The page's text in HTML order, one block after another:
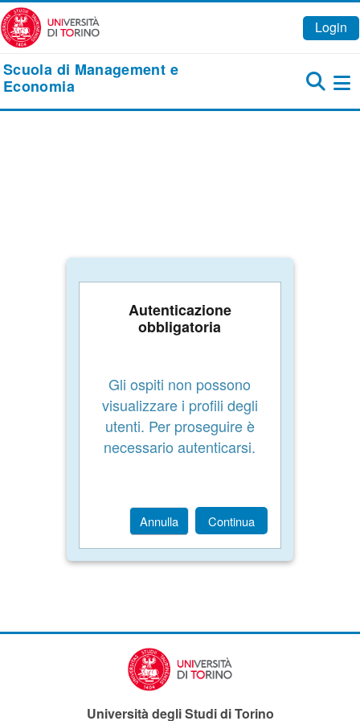
Vai al contenuto principale
Login
Scuola di Management e
Economia
Autenticazione
obbligatoria
Gli ospiti non possono
visualizzare i profili degli
utenti. Per proseguire è
necessario autenticarsi.
Annulla Continua
Università degli Studi di Torino